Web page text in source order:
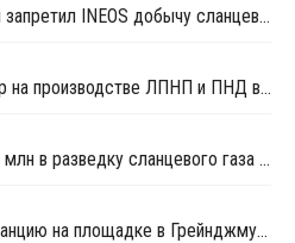
Праламент Великобритании запретил INEOS добычу сланцевого газа в стране
Ineos объявила форс-мажор на производстве ЛПНП и ПНД в Великобритании
INEOS инвестирует GBR640 млн в разведку сланцевого газа в Великобретании
Ineos приобрела электростанцию на площадке в Грейнджмуте